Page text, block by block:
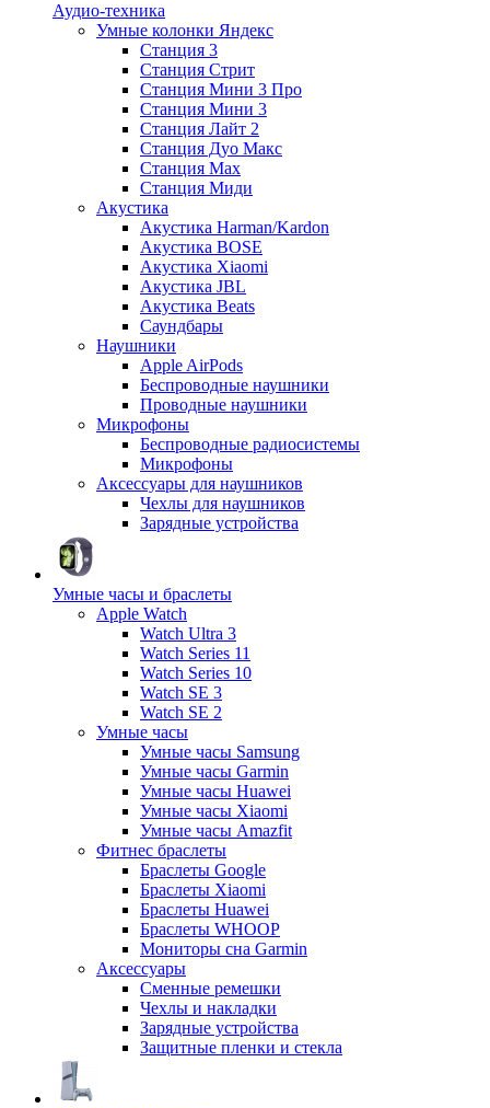
Аудио-техника
Умные колонки Яндекс
Станция 3
Станция Стрит
Станция Мини 3 Про
Станция Мини 3
Станция Лайт 2
Станция Дуо Макс
Станция Max
Станция Миди
Акустика
Акустика Harman/Kardon
Акустика BOSE
Акустика Xiaomi
Акустика JBL
Акустика Beats
Саундбары
Наушники
Apple AirPods
Беспроводные наушники
Проводные наушники
Микрофоны
Беспроводные радиосистемы
Микрофоны
Аксессуары для наушников
Чехлы для наушников
Зарядные устройства
Умные часы и браслеты
Apple Watch
Watch Ultra 3
Watch Series 11
Watch Series 10
Watch SE 3
Watch SE 2
Умные часы
Умные часы Samsung
Умные часы Garmin
Умные часы Huawei
Умные часы Xiaomi
Умные часы Amazfit
Фитнес браслеты
Браслеты Google
Браслеты Xiaomi
Браслеты Huawei
Браслеты WHOOP
Мониторы сна Garmin
Аксессуары
Сменные ремешки
Чехлы и накладки
Зарядные устройства
Защитные пленки и стекла